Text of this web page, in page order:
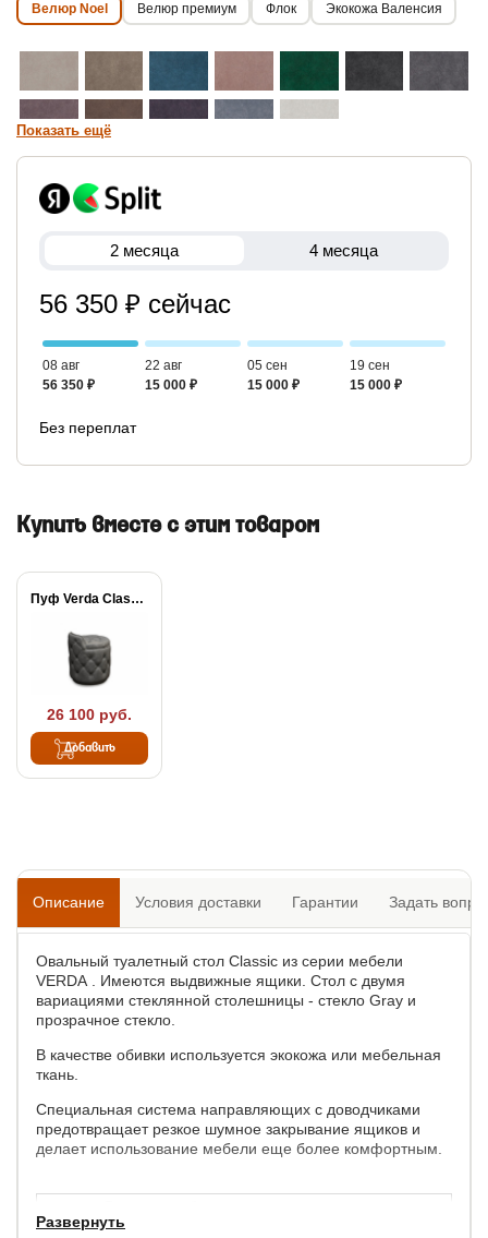
Велюр Noel Велюр премиум Флок Экокожа Валенсия
Показать ещё
2 месяца 4 месяца
56 350 ₽ сейчас
08 авг
56 350 ₽
22 авг
15 000 ₽
05 сен
15 000 ₽
19 сен
15 000 ₽
Без переплат
Купить вместе с этим товаром
Пуф Verda Classic
26 100 руб.
Добавить
Описание Условия доставки Гарантии Задать
Овальный туалетный стол Classic из серии мебели
VERDA . Имеются выдвижные ящики. Стол с двумя
вариациями стеклянной столешницы - стекло Gray и
прозрачное стекло.
В качестве обивки используется экокожа или мебельная
ткань.
Специальная система направляющих с доводчиками
предотвращает резкое шумное закрывание ящиков и
делает использование мебели еще более комфортным.
Ширина, см
Развернуть